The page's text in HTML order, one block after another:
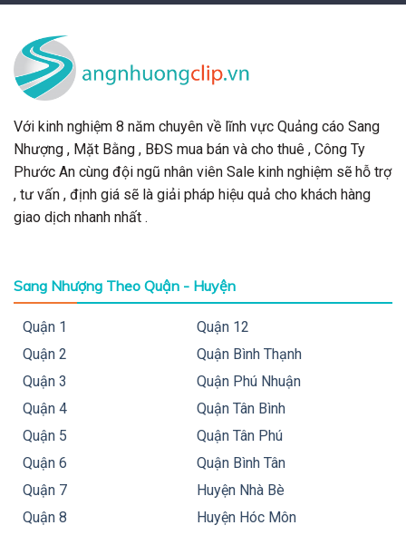
Với kinh nghiệm 8 năm chuyên về lĩnh vực Quảng cáo Sang
Nhượng , Mặt Bằng , BĐS mua bán và cho thuê , Công Ty
Phước An cùng đội ngũ nhân viên Sale kinh nghiệm sẽ hỗ trợ
, tư vấn , định giá sẽ là giải pháp hiệu quả cho khách hàng
giao dịch nhanh nhất .
Sang Nhượng Theo Quận - Huyện
Quận 1
Quận 2
Quận 3
Quận 4
Quận 5
Quận 6
Quận 7
Quận 8
Quận 12
Quận Bình Thạnh
Quận Phú Nhuận
Quận Tân Bình
Quận Tân Phú
Quận Bình Tân
Huyện Nhà Bè
Huyện Hóc Môn